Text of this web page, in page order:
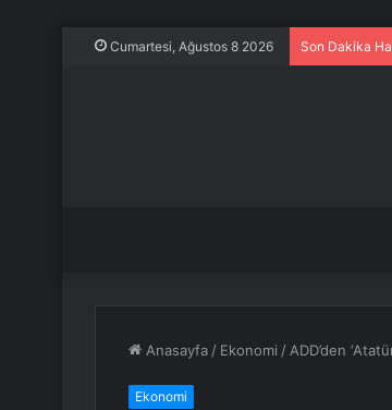
Cumartesi, Ağustos 8 2026 Son Dakika
Anasayfa / Ekonomi / ADD’den
Ekonomi